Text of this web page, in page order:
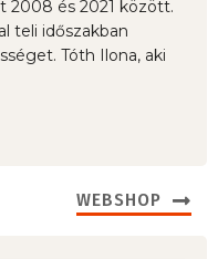
2008 és 2021 között.
teli időszakban
Tóth Ilona, aki
WEBSHOP